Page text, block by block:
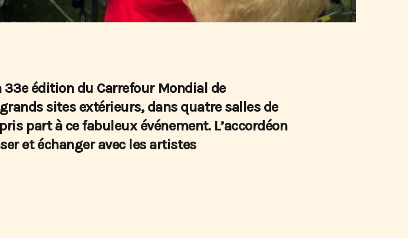
33e édition du Carrefour Mondial de
sites extérieurs, dans quatre salles de
part à ce fabuleux événement. L’accordéon
et échanger avec les artistes